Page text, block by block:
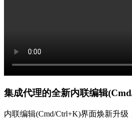
集成代理的全新内联编辑
内联编辑(Cmd/Ctrl+K)界面焕新升